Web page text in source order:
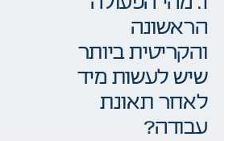
הראשונה
והקריטית ביותר
שיש לעשות מיד
לאחר תאונת
עבודה?